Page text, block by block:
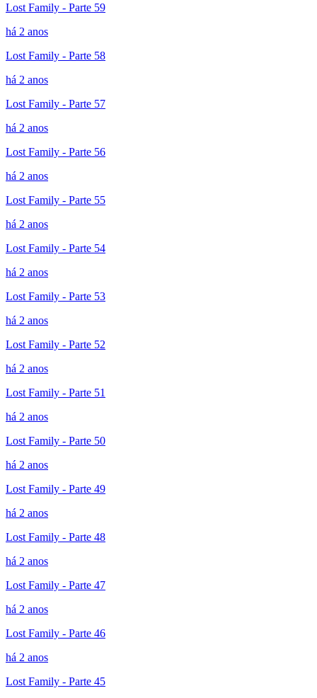
Lost Family - Parte 59
há 2 anos
Lost Family - Parte 58
há 2 anos
Lost Family - Parte 57
há 2 anos
Lost Family - Parte 56
há 2 anos
Lost Family - Parte 55
há 2 anos
Lost Family - Parte 54
há 2 anos
Lost Family - Parte 53
há 2 anos
Lost Family - Parte 52
há 2 anos
Lost Family - Parte 51
há 2 anos
Lost Family - Parte 50
há 2 anos
Lost Family - Parte 49
há 2 anos
Lost Family - Parte 48
há 2 anos
Lost Family - Parte 47
há 2 anos
Lost Family - Parte 46
há 2 anos
Lost Family - Parte 45